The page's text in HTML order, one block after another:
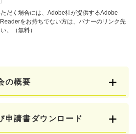
だく場合には、Adobe社が提供するAdobe
をお持ちでない方は、バナーのリンク先
。（無料）
の概要
申請書ダウンロード